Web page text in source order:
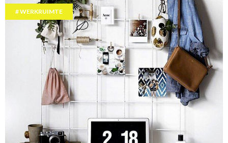
WERKRUIMTE